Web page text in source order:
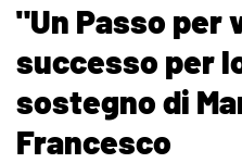
"Un Passo per
successo per
sostegno di
Francesco